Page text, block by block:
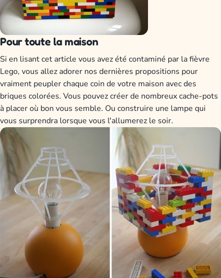
Pour toute la maison
Si en lisant cet article vous avez été contaminé par la fièvre
Lego, vous allez adorer nos dernières propositions pour
vraiment peupler chaque coin de votre maison avec des
briques colorées. Vous pouvez créer de nombreux cache-pots
à placer où bon vous semble. Ou construire une lampe qui
vous surprendra lorsque vous l'allumerez le soir.